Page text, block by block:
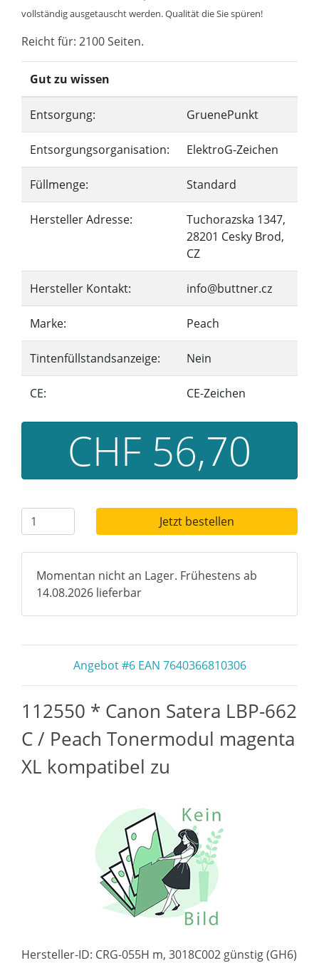
vollständig ausgetauscht werden. Qualität die Sie spüren!
Reicht für: 2100 Seiten.
Gut zu wissen
Entsorgung: GruenePunkt
Entsorgungsorganisation: ElektroG-Zeichen
Füllmenge: Standard
Hersteller Adresse:
Tuchorazska 1347,
28201 Cesky Brod,
CZ
Hersteller Kontakt: info@buttner.cz
Marke: Peach
Tintenfüllstandsanzeige: Nein
CE: CE-Zeichen
CHF 56,70
Jetzt bestellen
Momentan nicht an Lager. Frühestens ab
14.08.2026 lieferbar
Angebot #6 EAN 7640366810306
112550 * Canon Satera LBP-662
C / Peach Tonermodul magenta
XL kompatibel zu
Hersteller-ID: CRG-055H m, 3018C002 günstig (GH6)